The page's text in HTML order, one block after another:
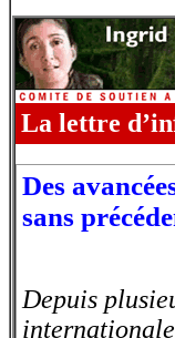
La lettre
Des
sans
Depuis